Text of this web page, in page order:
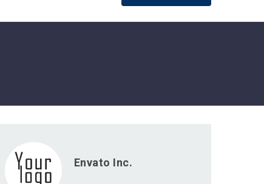
Envato Inc.